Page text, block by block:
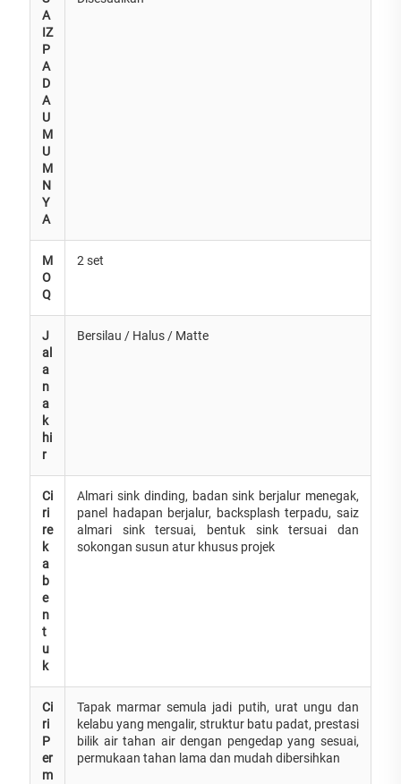
A
IZ
P
A
D
A
U
M
U
M
N
Y
A
M
O
Q
2 set
J
al
a
n
a
k
hi
r
Bersilau / Halus / Matte
Ci
ri
re
k
a
b
e
n
t
u
k
Almari sink dinding, badan sink berjalur menegak,
panel hadapan berjalur, backsplash terpadu, saiz
almari sink tersuai, bentuk sink tersuai dan
sokongan susun atur khusus projek
Ci
ri
P
er
m
Tapak marmar semula jadi putih, urat ungu dan
kelabu yang mengalir, struktur batu padat, prestasi
bilik air tahan air dengan pengedap yang sesuai,
permukaan tahan lama dan mudah dibersihkan